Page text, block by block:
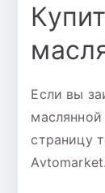
Если вы
страницу